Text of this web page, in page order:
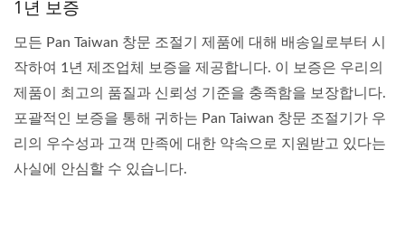
1년 보증
모든 Pan Taiwan 창문 조절기 제품에 대해 배송일로부터 시
작하여 1년 제조업체 보증을 제공합니다. 이 보증은 우리의
제품이 최고의 품질과 신뢰성 기준을 충족함을 보장합니다.
포괄적인 보증을 통해 귀하는 Pan Taiwan 창문 조절기가 우
리의 우수성과 고객 만족에 대한 약속으로 지원받고 있다는
사실에 안심할 수 있습니다.